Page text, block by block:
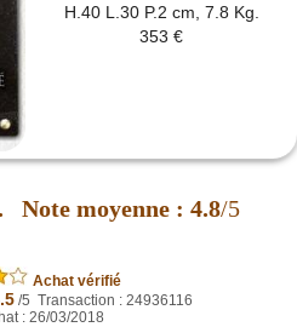
H.40 L.30 P.2 cm, 7.8 Kg.
353 €
Note moyenne : 4.8/5
Achat vérifié
/5 Transaction : 24936116
: 26/03/2018